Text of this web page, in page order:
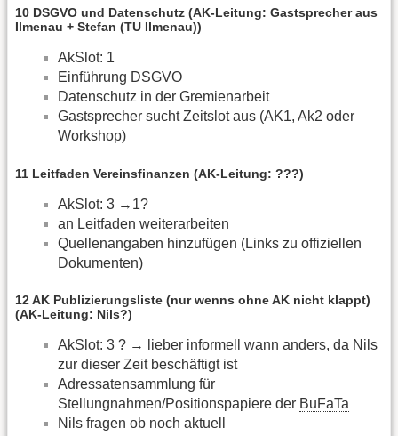
10 DSGVO und Datenschutz (AK-Leitung: Gastsprecher aus
Ilmenau + Stefan (TU Ilmenau))
AkSlot: 1
Einführung DSGVO
Datenschutz in der Gremienarbeit
Gastsprecher sucht Zeitslot aus (AK1, Ak2 oder
Workshop)
11 Leitfaden Vereinsfinanzen (AK-Leitung: ???)
AkSlot: 3 →1?
an Leitfaden weiterarbeiten
Quellenangaben hinzufügen (Links zu offiziellen
Dokumenten)
12 AK Publizierungsliste (nur wenns ohne AK nicht klappt)
(AK-Leitung: Nils?)
AkSlot: 3 ? → lieber informell wann anders, da Nils
zur dieser Zeit beschäftigt ist
Adressatensammlung für
Stellungnahmen/Positionspapiere der BuFaTa
Nils fragen ob noch aktuell